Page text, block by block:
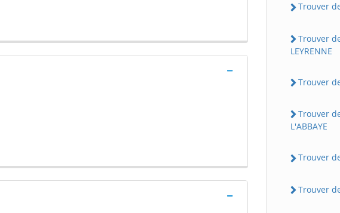
Trouver
Trouver
LEYRENNE
Trouver
Trouver
L'ABBAYE
Trouver
Trouver